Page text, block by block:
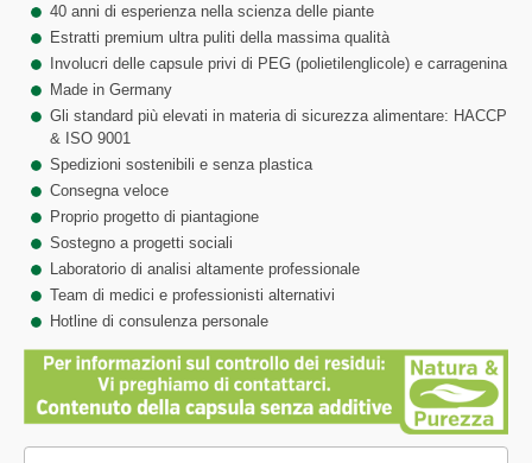
40 anni di esperienza nella scienza delle piante
Estratti premium ultra puliti della massima qualità
Involucri delle capsule privi di PEG (polietilenglicole) e carragenina
Made in Germany
Gli standard più elevati in materia di sicurezza alimentare: HACCP
& ISO 9001
Spedizioni sostenibili e senza plastica
Consegna veloce
Proprio progetto di piantagione
Sostegno a progetti sociali
Laboratorio di analisi altamente professionale
Team di medici e professionisti alternativi
Hotline di consulenza personale